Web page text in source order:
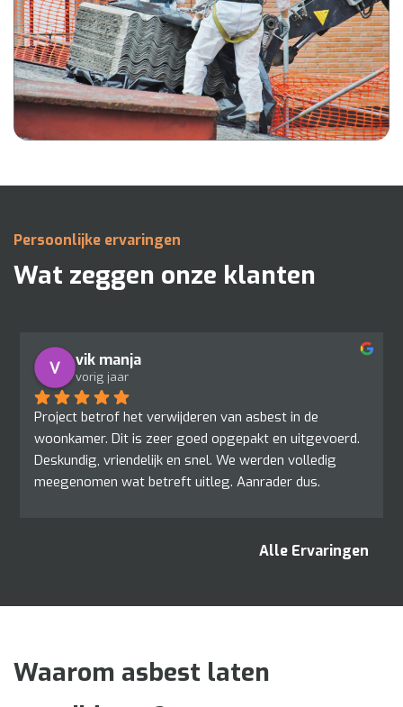
Persoonlijke ervaringen
Wat zeggen onze klanten
vik manja
vorig jaar
Project betrof het verwijderen van asbest in de
woonkamer. Dit is zeer goed opgepakt en uitgevoerd.
Deskundig, vriendelijk en snel. We werden volledig
meegenomen wat betreft uitleg. Aanrader dus.
Alle Ervaringen
Waarom asbest laten